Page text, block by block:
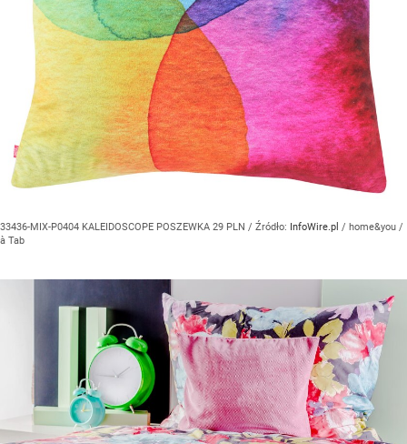
33436-MIX-P0404 KALEIDOSCOPE POSZEWKA 29 PLN / Źródło: InfoWire.pl / home&you /
à Tab